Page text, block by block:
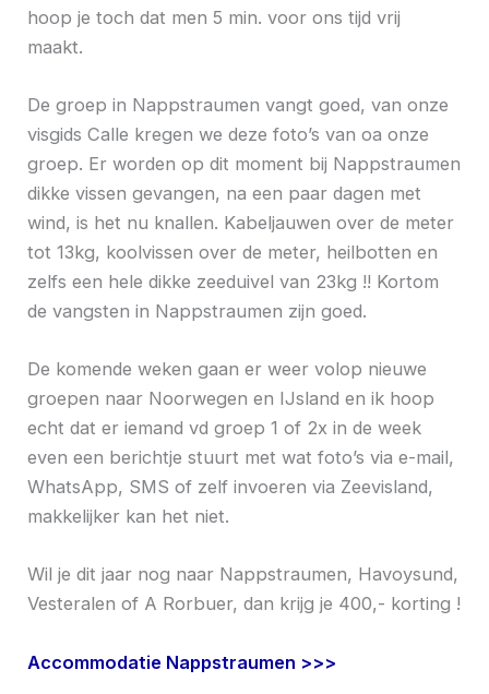
hoop je toch dat men 5 min. voor ons tijd vrij
maakt.
De groep in Nappstraumen vangt goed, van onze
visgids Calle kregen we deze foto’s van oa onze
groep. Er worden op dit moment bij Nappstraumen
dikke vissen gevangen, na een paar dagen met
wind, is het nu knallen. Kabeljauwen over de meter
tot 13kg, koolvissen over de meter, heilbotten en
zelfs een hele dikke zeeduivel van 23kg !! Kortom
de vangsten in Nappstraumen zijn goed.
De komende weken gaan er weer volop nieuwe
groepen naar Noorwegen en IJsland en ik hoop
echt dat er iemand vd groep 1 of 2x in de week
even een berichtje stuurt met wat foto’s via e-mail,
WhatsApp, SMS of zelf invoeren via Zeevisland,
makkelijker kan het niet.
Wil je dit jaar nog naar Nappstraumen, Havoysund,
Vesteralen of A Rorbuer, dan krijg je 400,- korting !
Accommodatie Nappstraumen >>>